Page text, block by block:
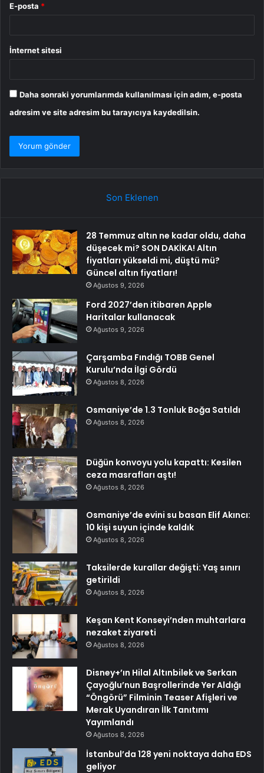
E-posta *
İnternet sitesi
Daha sonraki yorumlarımda kullanılması için adım, e-posta
adresim ve site adresim bu tarayıcıya kaydedilsin.
Son Eklenen
28 Temmuz altın ne kadar oldu, daha
düşecek mi? SON DAKİKA! Altın
fiyatları yükseldi mi, düştü mü?
Güncel altın fiyatları!
Ağustos 9, 2026
Ford 2027’den itibaren Apple
Haritalar kullanacak
Ağustos 9, 2026
Çarşamba Fındığı TOBB Genel
Kurulu’nda İlgi Gördü
Ağustos 8, 2026
Osmaniye’de 1.3 Tonluk Boğa Satıldı
Ağustos 8, 2026
Düğün konvoyu yolu kapattı: Kesilen
ceza masrafları aştı!
Ağustos 8, 2026
Osmaniye’de evini su basan Elif Akıncı:
10 kişi suyun içinde kaldık
Ağustos 8, 2026
Taksilerde kurallar değişti: Yaş sınırı
getirildi
Ağustos 8, 2026
Keşan Kent Konseyi’nden muhtarlara
nezaket ziyareti
Ağustos 8, 2026
Disney+’ın Hilal Altınbilek ve Serkan
Çayoğlu’nun Başrollerinde Yer Aldığı
“Öngörü” Filminin Teaser Afişleri ve
Merak Uyandıran İlk Tanıtımı
Yayımlandı
Ağustos 8, 2026
İstanbul’da 128 yeni noktaya daha EDS
geliyor